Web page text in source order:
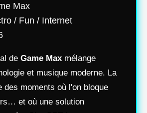
Max
/ Fun / Internet
de Game Max mélange
et musique moderne. La
des moments où l'on bloque
et où une solution